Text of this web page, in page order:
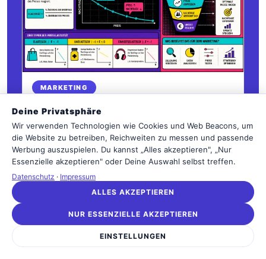
MARKETING
Nachfrage auf Preisänderungen
Warum kleine Preisbewegungen mal kaum etwas
auslösen und mal sofort den Absatz kippen.
Redaktion · 2 Min
KOMMENTARE (0)
Deine Privatsphäre
Wir verwenden Technologien wie Cookies und Web Beacons, um
die Website zu betreiben, Reichweiten zu messen und passende
Werbung auszuspielen. Du kannst „Alles akzeptieren", „Nur
Essenzielle akzeptieren" oder Deine Auswahl selbst treffen.
Datenschutz · Impressum
EINSTELLUNGEN
NUR ESSENZIELLE AKZEPTIEREN
ALLES AKZEPTIEREN